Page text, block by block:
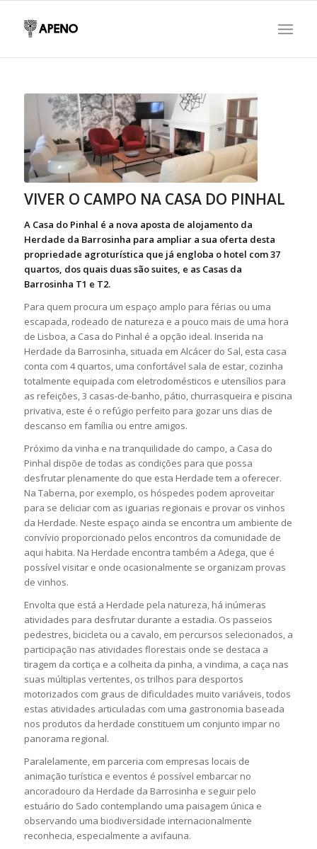
VIVER O CAMPO NA CASA DO PINHAL
A Casa do Pinhal é a nova aposta de alojamento da
Herdade da Barrosinha para ampliar a sua oferta desta
propriedade agroturística que já engloba o hotel com 37
quartos, dos quais duas são suites, e as Casas da
Barrosinha T1 e T2.
Para quem procura um espaço amplo para férias ou uma
escapada, rodeado de natureza e a pouco mais de uma hora
de Lisboa, a Casa do Pinhal é a opção ideal. Inserida na
Herdade da Barrosinha, situada em Alcácer do Sal, esta casa
conta com 4 quartos, uma confortável sala de estar, cozinha
totalmente equipada com eletrodomésticos e utensílios para
as refeições, 3 casas-de-banho, pátio, churrasqueira e piscina
privativa, este é o refúgio perfeito para gozar uns dias de
descanso em família ou entre amigos.
Próximo da vinha e na tranquilidade do campo, a Casa do
Pinhal dispõe de todas as condições para que possa
desfrutar plenamente do que esta Herdade tem a oferecer.
Na Taberna, por exemplo, os hóspedes podem aproveitar
para se deliciar com as iguarias regionais e provar os vinhos
da Herdade. Neste espaço ainda se encontra um ambiente de
convívio proporcionado pelos encontros da comunidade de
aqui habita. Na Herdade encontra também a Adega, que é
possível visitar e onde ocasionalmente se organizam provas
de vinhos.
Envolta que está a Herdade pela natureza, há inúmeras
atividades para desfrutar durante a estadia. Os passeios
pedestres, bicicleta ou a cavalo, em percursos selecionados, a
participação nas atividades florestais onde se destaca a
tiragem da cortiça e a colheita da pinha, a vindima, a caça nas
suas múltiplas vertentes, os trilhos para desportos
motorizados com graus de dificuldades muito variáveis, todos
estas atividades articuladas com uma gastronomia baseada
nos produtos da herdade constituem um conjunto impar no
panorama regional.
Paralelamente, em parceria com empresas locais de
animação turística e eventos é possível embarcar no
ancoradouro da Herdade da Barrosinha e seguir pelo
estuário do Sado contemplando uma paisagem única e
observando uma biodiversidade internacionalmente
reconhecia, especialmente a avifauna.